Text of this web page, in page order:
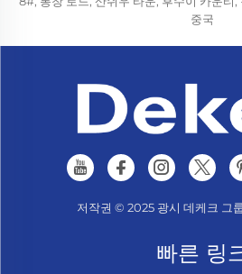
중국
저작권 © 2025 광시 데케크 그
빠른 링